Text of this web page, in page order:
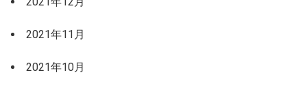
2021年11月
2021年10月